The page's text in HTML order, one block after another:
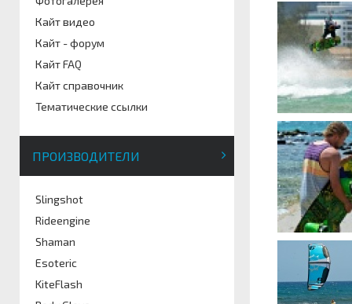
Кайт видео
Кайт - форум
Кайт FAQ
Кайт справочник
Тематические ссылки
ПРОИЗВОДИТЕЛИ
Slingshot
Rideengine
Shaman
Esoteric
KiteFlash